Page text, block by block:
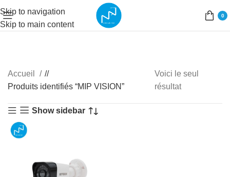
Skip to navigation
Skip to main content
0
Accueil
/
Produits identifiés “MIP VISION”
Voici le seul
résultat
Show sidebar